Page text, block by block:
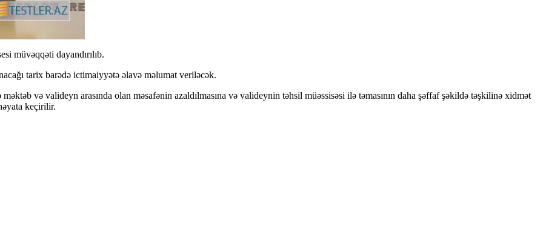
müvəqqəti dayandırılıb.
tarix barədə ictimaiyyətə əlavə məlumat veriləcək.
və valideyn arasında olan məsafənin azaldılmasına və valideynin təhsil müəssisəsi ilə təmasının daha şəffaf şəkildə təşkilinə xidmət
keçirilir.